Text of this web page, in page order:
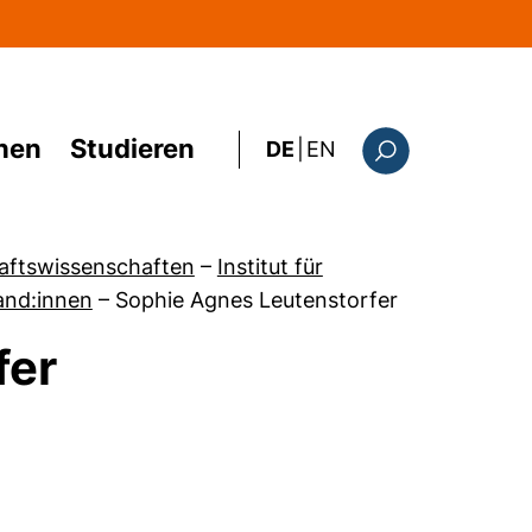
Studieren DE EN : the current page
– Institut für
– Sophie Agnes Leutenstorfer